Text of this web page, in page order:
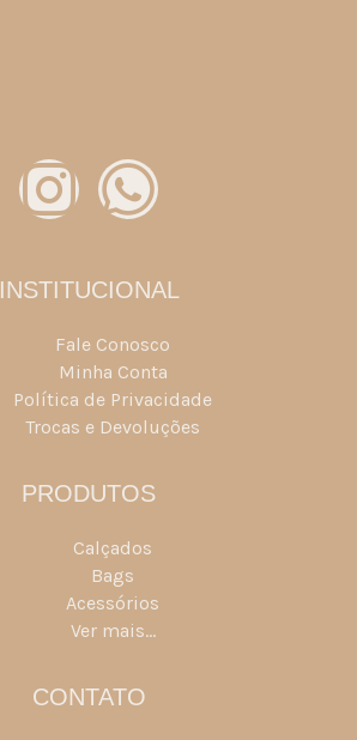
INSTITUCIONAL
Fale Conosco
Minha Conta
Política de Privacidade
Trocas e Devoluções
PRODUTOS
Calçados
Bags
Acessórios
Ver mais...
CONTATO